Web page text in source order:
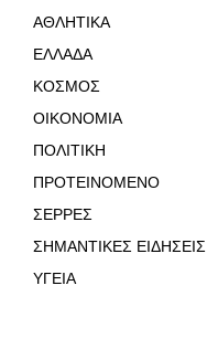
ΑΘΛΗΤΙΚΑ
ΕΛΛΑΔΑ
ΚΟΣΜΟΣ
ΟΙΚΟΝΟΜΙΑ
ΠΟΛΙΤΙΚΗ
ΠΡΟΤΕΙΝΟΜΕΝΟ
ΣΕΡΡΕΣ
ΣΗΜΑΝΤΙΚΕΣ ΕΙΔΗΣΕΙΣ
ΥΓΕΙΑ